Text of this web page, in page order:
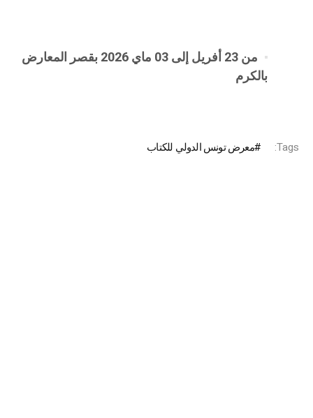
من 23 أفريل إلى 03 ماي 2026 بقصر المعارض
بالكرم
Tags: معرض تونس الدولي للكتاب